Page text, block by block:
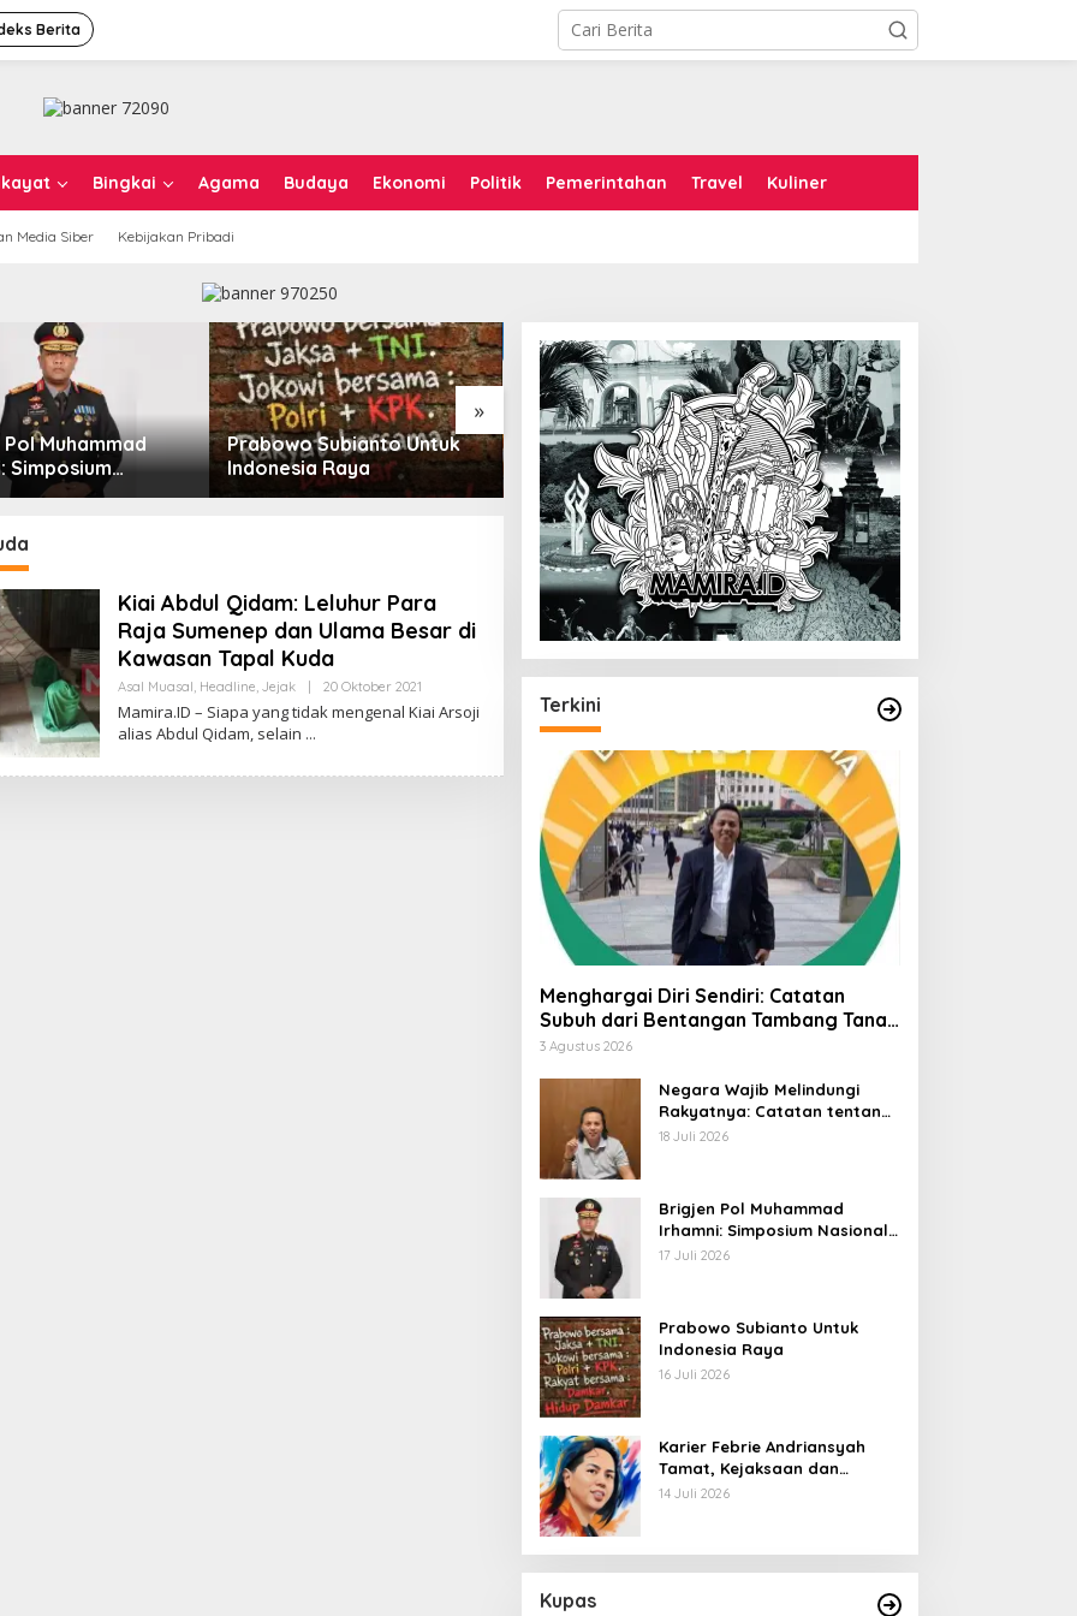
Berita
Bingkai Agama Budaya Ekonomi Politik Pemerintahan Travel Kuliner
Media Siber Kebijakan Pribadi
»
Muhammad
Simposium
Outlook
Banyak Masukan
Prabowo Subianto Untuk
Indonesia Raya
Karier Febrie Andriansyah
Tamat, Kejaksaan dan
Kepolisian Kian Erat
Menghargai Diri Sendiri:
Catatan Subuh dari
Bentangan Tambang Tanah
Jawa
Kiai Abdul Qidam: Leluhur Para
Raja Sumenep dan Ulama Besar di
Kawasan Tapal Kuda
Asal Muasal Headline Jejak | 20 Oktober 2021
E
Mamira.ID – Siapa yang tidak mengenal Kiai Arsoji
alias Abdul Qidam, selain
Terkini
Menghargai Diri Sendiri: Catatan
Subuh dari Bentangan Tambang Tanah
Jawa
3 Agustus 2026
Negara Wajib Melindungi
Rakyatnya: Catatan tentang
Nasib Para Penambang
18 Juli 2026
Brigjen Pol Muhammad
Irhamni: Simposium Nasional
Outlook Kejahatan SDA-LH
17 Juli 2026
Prabowo Subianto Untuk
Indonesia Raya
16 Juli 2026
Karier Febrie Andriansyah
Tamat, Kejaksaan dan
Kepolisian Kian Erat
14 Juli 2026
Kupas